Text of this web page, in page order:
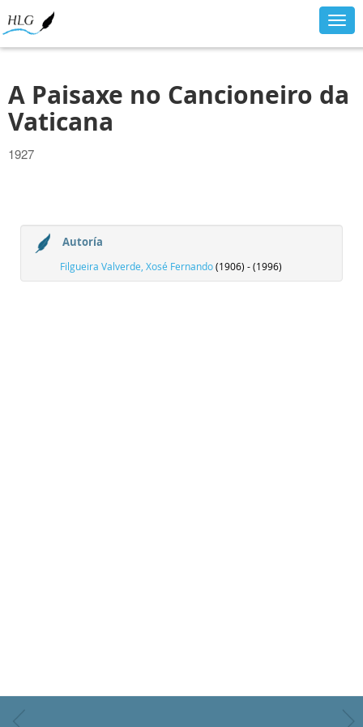
A Paisaxe no Cancioneiro da
Vaticana
1927
Autoría
Filgueira Valverde, Xosé Fernando(1906) - (1996)